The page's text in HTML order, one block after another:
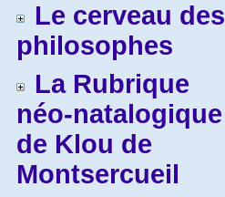
Le cerveau des
philosophes
La Rubrique
néo-natalogique
de Klou de
Montsercueil